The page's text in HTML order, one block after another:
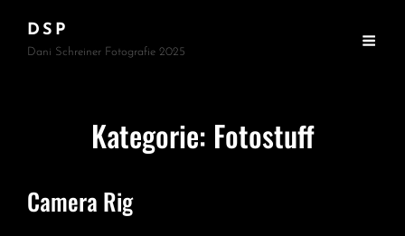
DSP
Dani Schreiner Fotografie 2025
Kategorie: Fotostuff
Camera Rig